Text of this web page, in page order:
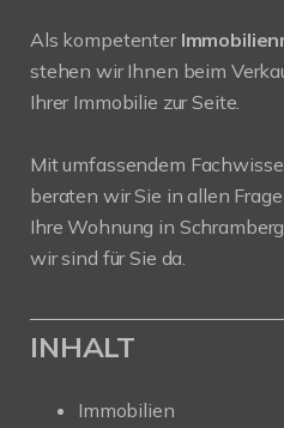
Als kompetenter
stehen wir Ihnen beim
Ihrer Immobilie zur Seite.
Mit umfassendem
beraten wir Sie in allen
Ihre Wohnung in
wir sind für Sie da.
INHALT
Immobilien